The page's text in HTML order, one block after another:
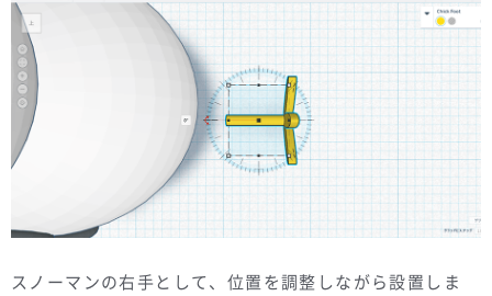
スノーマンの右手として、位置を調整しながら設置しま